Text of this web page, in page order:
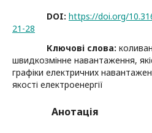
DOI: https://doi.org/
21-28
Ключові слова:
швидкозмінне навантаження,
графіки електричних
якості електроенергії
Анотація